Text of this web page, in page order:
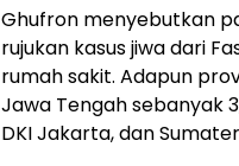
Ghufron menyebutkan
rujukan kasus jiwa dari
rumah sakit. Adapun
Jawa Tengah sebanyak
DKI Jakarta, dan